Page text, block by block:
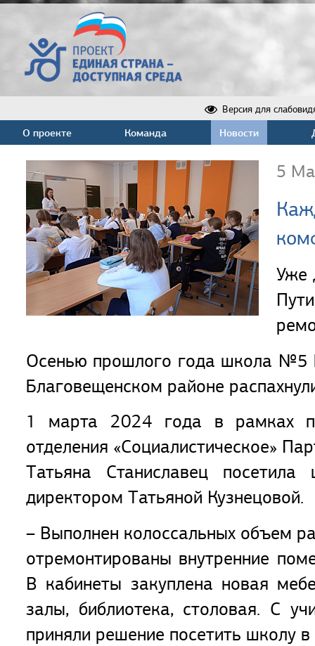
Версия для
О проекте Команда Новости
5
Уже
Осенью прошлого года школа №5
Благовещенском районе
1 марта 2024 года в рамках
отделения «Социалистическое»
Татьяна Станиславец
директором Татьяной Кузнецовой.
– Выполнен колоссальных объем
отремонтированы внутренние
В кабинеты закуплена новая
залы, библиотека, столовая. С
приняли решение посетить школу